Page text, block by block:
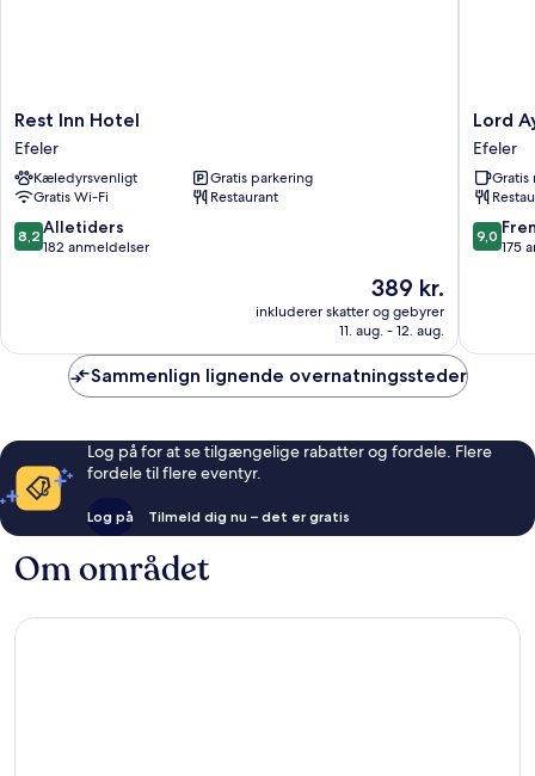
Rest
Inn
Hotel
Efeler
Rest Inn Hotel
Efeler
Kæledyrsvenligt
Gratis parkering
Gratis Wi-Fi
Restaurant
8.2
ud
anmeldelser
8,2 Alletiders
182 anmeldelser
Prisen
er
389 kr.
389 kr.
inkluderer skatter og gebyrer
11. aug. - 12. aug.
Lord
Aydin
Efeler
Lord
Efeler
Gratis
9.0
ud
9,0
175
Sammenlign lignende overnatningssteder
Log på for at se tilgængelige rabatter og fordele. Flere
fordele til flere eventyr.
Log på Tilmeld dig nu – det er gratis
Om området